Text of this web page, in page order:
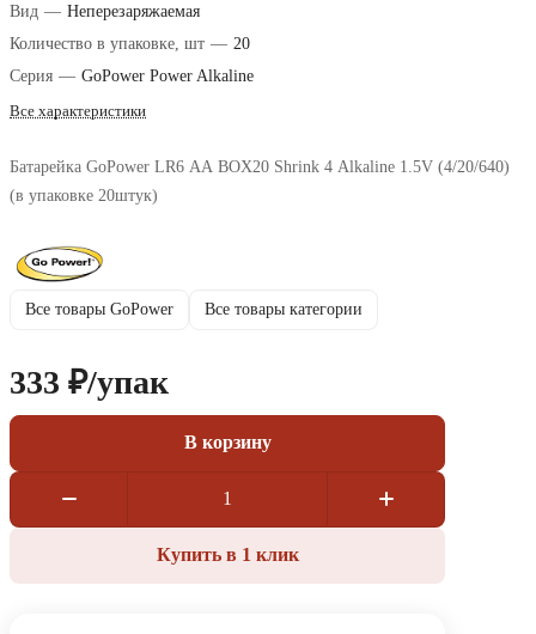
Вид — Неперезаряжаемая
Количество в упаковке, шт — 20
Серия — GoPower Power Alkaline
Все характеристики
Батарейка GoPower LR6 AA BOX20 Shrink 4 Alkaline 1.5V (4/20/640)
(в упаковке 20штук)
Все товары GoPower Все товары категории
333 ₽/упак
В корзину
Купить в 1 клик